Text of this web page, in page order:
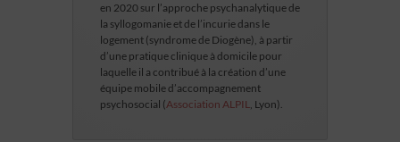
en 2020 sur l’approche psychanalytique de
la syllogomanie et de l’incurie dans le
logement (syndrome de Diogène), à partir
d’une pratique clinique à domicile pour
laquelle il a contribué à la création d’une
équipe mobile d’accompagnement
psychosocial (Association ALPIL, Lyon).